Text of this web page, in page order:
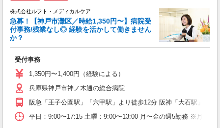
株式会社ルフト・メディカルケア
急募！【神戸市灘区／時給1,350円〜】病院受
付事務/残業なし◎ 経験を活かして働きません
か？
受付事務
1,350円〜1,400円（経験による）
兵庫県神戸市神ノ木通の総合病院
阪急「王子公園駅」「六甲駅」より徒歩12分 阪神「大石駅」よ
平日：9:00〜17:15 土曜：9:00〜13:00 月〜金の週5勤務 ※月２回